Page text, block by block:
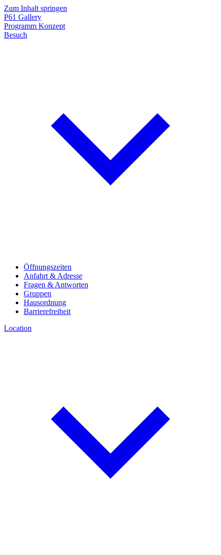
Zum Inhalt springen
P61 Gallery
Programm Konzept
Besuch
Öffnungszeiten
Anfahrt & Adresse
Fragen & Antworten
Gruppen
Hausordnung
Barrierefreiheit
Location